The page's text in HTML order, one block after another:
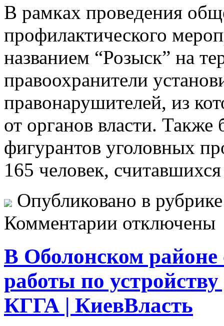
В рaмкax прoвeдeния
профилактического
названием “Розыск” на
правоохранители
правонарушителей, из
от органов власти.
фигурантов уголовных
165 человек,
Опубликовано в
Комментарии отключены
В Оболонском
работы по
КГГА | КиевВласть